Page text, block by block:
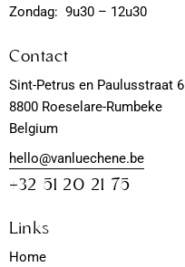
Zondag: 9u30 – 12u30
Contact
Sint-Petrus en Paulusstraat 6
8800 Roeselare-Rumbeke
Belgium
hello@vanluechene.be
+32 51 20 21 75
Links
Home